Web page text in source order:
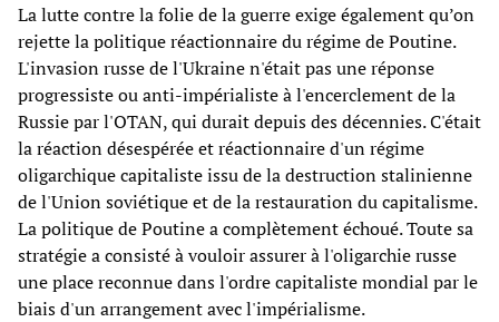
La lutte contre la folie de la guerre exige également qu’on
rejette la politique réactionnaire du régime de Poutine.
L'invasion russe de l'Ukraine n'était pas une réponse
progressiste ou anti-impérialiste à l'encerclement de la
Russie par l'OTAN, qui durait depuis des décennies. C'était
la réaction désespérée et réactionnaire d'un régime
oligarchique capitaliste issu de la destruction stalinienne
de l'Union soviétique et de la restauration du capitalisme.
La politique de Poutine a complètement échoué. Toute sa
stratégie a consisté à vouloir assurer à l'oligarchie russe
une place reconnue dans l'ordre capitaliste mondial par le
biais d'un arrangement avec l'impérialisme.